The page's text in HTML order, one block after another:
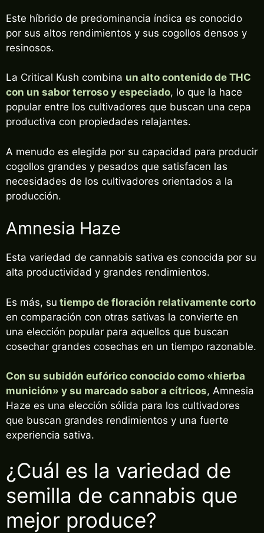
Este híbrido de predominancia índica es conocido
por sus altos rendimientos y sus cogollos densos y
resinosos.
La Critical Kush combina un alto contenido de THC
con un sabor terroso y especiado, lo que la hace
popular entre los cultivadores que buscan una cepa
productiva con propiedades relajantes.
A menudo es elegida por su capacidad para producir
cogollos grandes y pesados que satisfacen las
necesidades de los cultivadores orientados a la
producción.
Amnesia Haze
Esta variedad de cannabis sativa es conocida por su
alta productividad y grandes rendimientos.
Es más, su tiempo de floración relativamente corto
en comparación con otras sativas la convierte en
una elección popular para aquellos que buscan
cosechar grandes cosechas en un tiempo razonable.
Con su subidón eufórico conocido como «hierba
munición» y su marcado sabor a cítricos, Amnesia
Haze es una elección sólida para los cultivadores
que buscan grandes rendimientos y una fuerte
experiencia sativa.
¿Cuál es la variedad de
semilla de cannabis que
mejor produce?
SUSCRIBIRME